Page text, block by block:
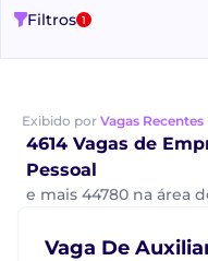
Filtros 1
Exibido por Vagas Recentes
4614 Vagas de
Pessoal
e mais 44780 na área
Vaga De